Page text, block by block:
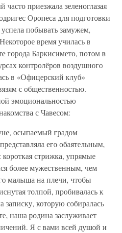
часто приезжала зеленоглазая
Оропеса для подготовки
побывать замужем,
время училась в
города Баркисимето, потом в
контролёров воздушного
в «Офицерский клуб»
с общественностью.
эмоциональностью
с Чавесом:
осыпаемый градом
его обаятельным,
стрижка, упрямые
более мужественным, чем
малыша на плечи, чтобы
толпой, пробивалась к
записку, которую собиралась
наша родина заслуживает
Я с вами всей душой и